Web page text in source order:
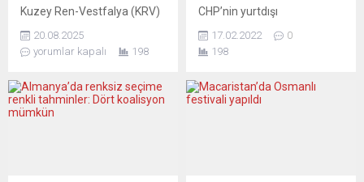
Kuzey Ren-Vestfalya (KRV)
Avrupa’dan Türkiye’ye
yapılan uçuşlarda özellikle
yüksek fiyatlara dikkat
çekerek başlattığı
20.08.2025
yorumlar kapalı
198
CHP’nin yurtdışı
isimlerden Hakverdi Gürbüz,
CHP Viyana Birliği Başkanı
hakaret ve tehditlere
uğrayan N. B. için şunları
17.02.2022
0
198